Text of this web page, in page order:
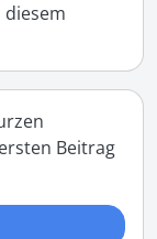
Beitrag